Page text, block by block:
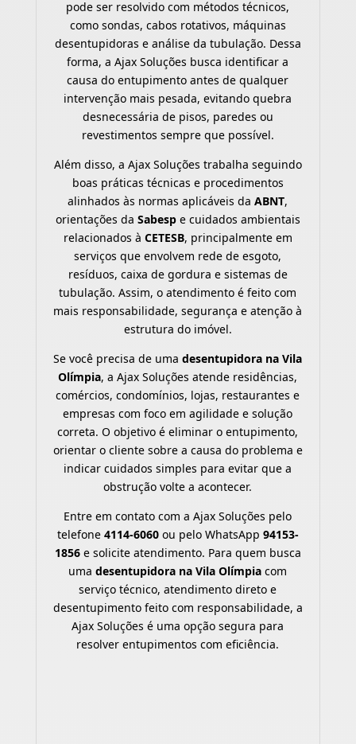
pode ser resolvido com métodos técnicos,
como sondas, cabos rotativos, máquinas
desentupidoras e análise da tubulação. Dessa
forma, a Ajax Soluções busca identificar a
causa do entupimento antes de qualquer
intervenção mais pesada, evitando quebra
desnecessária de pisos, paredes ou
revestimentos sempre que possível.
Além disso, a Ajax Soluções trabalha seguindo
boas práticas técnicas e procedimentos
alinhados às normas aplicáveis daABNT,
orientações da Sabespe cuidados ambientais
relacionados à CETESB, principalmente em
serviços que envolvem rede de esgoto,
resíduos, caixa de gordura e sistemas de
tubulação. Assim, o atendimento é feito com
mais responsabilidade, segurança e atenção à
estrutura do imóvel.
Se você precisa de umadesentupidora na Vila
Olímpia, a Ajax Soluções atende residências,
comércios, condomínios, lojas, restaurantes e
empresas com foco em agilidade e solução
correta. O objetivo é eliminar o entupimento,
orientar o cliente sobre a causa do problema e
indicar cuidados simples para evitar que a
obstrução volte a acontecer.
Entre em contato com a Ajax Soluções pelo
telefone 4114-6060ou pelo WhatsApp 94153-
1856e solicite atendimento. Para quem busca
umadesentupidora na Vila Olímpia com
serviço técnico, atendimento direto e
desentupimento feito com responsabilidade, a
Ajax Soluções é uma opção segura para
resolver entupimentos com eficiência.